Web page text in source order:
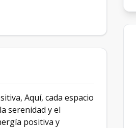
Aquí, cada espacio
serenidad y el
positiva y